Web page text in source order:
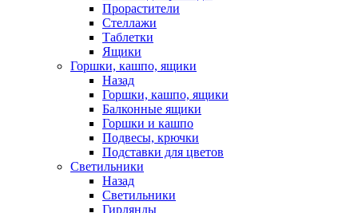
Прорастители
Стеллажи
Таблетки
Ящики
Горшки, кашпо, ящики
Назад
Горшки, кашпо, ящики
Балконные ящики
Горшки и кашпо
Подвесы, крючки
Подставки для цветов
Светильники
Назад
Светильники
Гирлянды